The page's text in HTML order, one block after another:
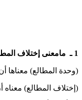
1 ـ مامعنى إختلاف المطالع، ووحدة المطالع؟
(وحدة المطالع)
(إختلاف المطالع)